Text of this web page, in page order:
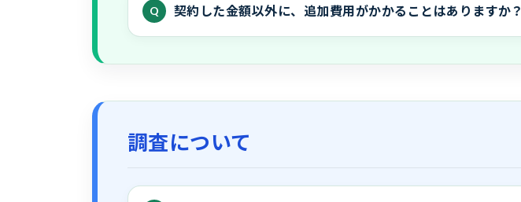
契約した金額以外に、追加費用がかかることはありますか？
調査について